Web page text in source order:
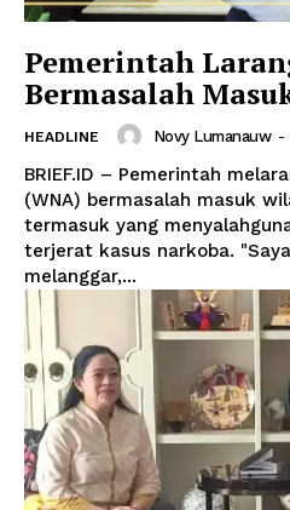
Pemerintah
Bermasalah
HEADLINE Novy Lumanauw -
BRIEF.ID – Pemerintah
(WNA) bermasalah masuk
termasuk yang
terjerat kasus narkoba. "Saya temukan kamu
melanggar,...